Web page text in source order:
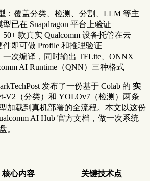
：覆盖分类、检测、分割、LLM 等主
已在 Snapdragon 平台上验证
50+ 款真实 Qualcomm 设备托管在云
即可做 Profile 和推理验证
一次编译，同时输出 TFLite、ONNX
AI Runtime（QNN）三种格式
发布了一份基于 Colab 的 实
V2（分类）和 YOLOv7（检测）两条
加载到真机部署的全流程。本文以这份
AI Hub 官方文档，做一次系统
。
核心内容 关键技术点